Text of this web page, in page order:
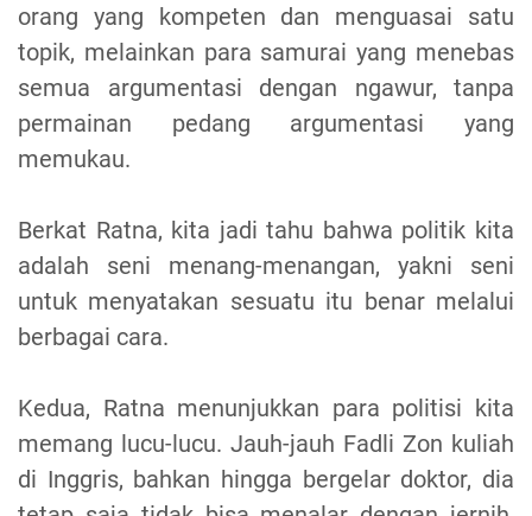
orang yang kompeten dan menguasai satu
topik, melainkan para samurai yang menebas
semua argumentasi dengan ngawur, tanpa
permainan pedang argumentasi yang
memukau.
Berkat Ratna, kita jadi tahu bahwa politik kita
adalah seni menang-menangan, yakni seni
untuk menyatakan sesuatu itu benar melalui
berbagai cara.
Kedua, Ratna menunjukkan para politisi kita
memang lucu-lucu. Jauh-jauh Fadli Zon kuliah
di Inggris, bahkan hingga bergelar doktor, dia